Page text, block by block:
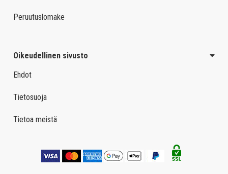
Peruutuslomake
Oikeudellinen sivusto
Ehdot
Tietosuoja
Tietoa meistä